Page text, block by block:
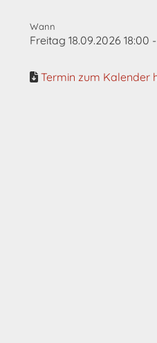
Wann
Freitag 18.09.2026 18:00 -
Termin zum Kalender